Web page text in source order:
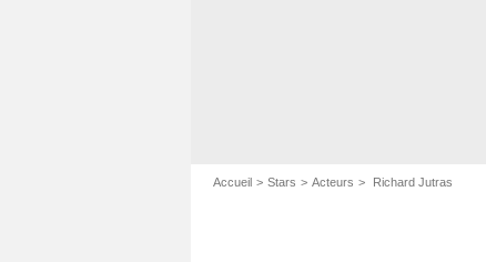
Accueil Stars Acteurs Richard Jutras